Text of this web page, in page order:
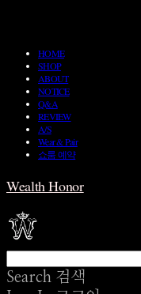
HOME
SHOP
ABOUT
NOTICE
Q&A
REVIEW
A/S
Wear & Pair
쇼룸 예약
Wealth Honor
Search 검색